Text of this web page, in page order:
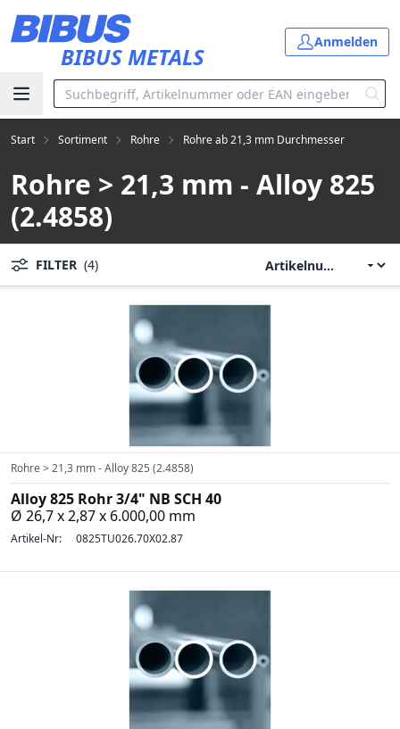
BIBUS METALS
Anmelden
Start Sortiment Rohre Rohre ab 21,3 mm Durchmesser
Rohre > 21,3 mm - Alloy 825
(2.4858)
FILTER (4)
Rohre > 21,3 mm - Alloy 825 (2.4858)
Alloy 825 Rohr 3/4" NB SCH 40
Ø 26,7 x 2,87 x 6.000,00 mm
Artikel-Nr: 0825TU026.70X02.87